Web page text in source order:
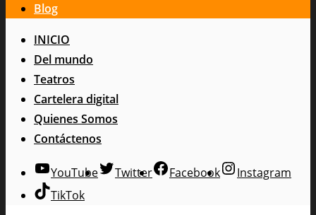
Blog
INICIO
Del mundo
Teatros
Cartelera digital
Quienes Somos
Contáctenos
YouTube Twitter Facebook
Instagram
TikTok